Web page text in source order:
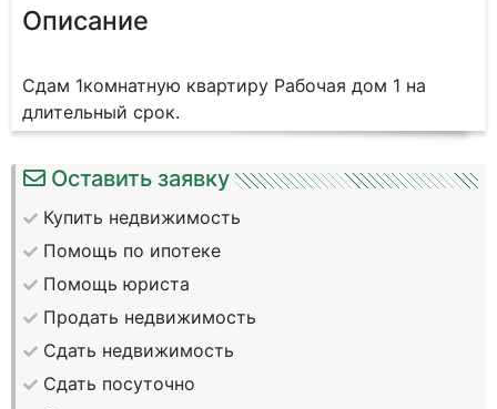
Описание
Сдам 1комнатную квартиру Рабочая дом 1 на
длительный срок.
Оставить заявку
Купить недвижимость
Помощь по ипотеке
Помощь юриста
Продать недвижимость
Сдать недвижимость
Сдать посуточно